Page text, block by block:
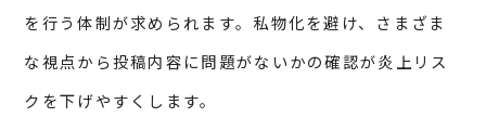
を行う体制が求められます。私物化を避け、さまざま
な視点から投稿内容に問題がないかの確認が炎上リス
クを下げやすくします。